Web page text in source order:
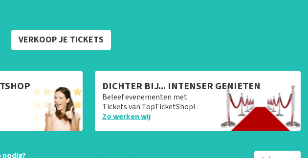
VERKOOP JE TICKETS
DICHTER BIJ... INTENSER GENIETEN
Beleef evenementen met
Tickets van TopTicketShop!
Zo werken wij
nodig?